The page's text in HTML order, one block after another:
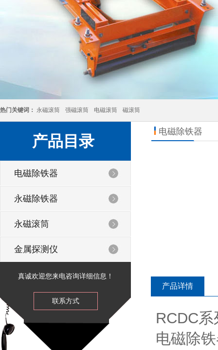
热门关键词： 永磁滚筒 强磁滚筒 电磁滚筒 磁滚筒
产品目录
电磁除铁器
永磁除铁器
永磁滚筒
金属探测仪
真诚欢迎您来电咨询详细信息！
联系方式
电磁除铁器
产品详情
RCDC
电磁除